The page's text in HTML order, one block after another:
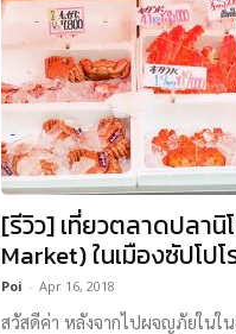
[รีวิว] เที่ยวตลาดปลานิ
Market) ในเมืองซัปโป
Poi - Apr 16, 2018
สวัสดีค่า หลังจากไปผจญภัยในใน